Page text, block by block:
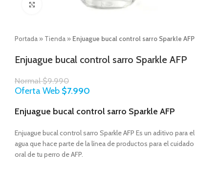
Click to enlarge
Portada » Tienda » Enjuague bucal control sarro Sparkle AFP
Enjuague bucal control sarro Sparkle AFP
Normal$9.990
Oferta Web $7.990
Enjuague bucal control sarro Sparkle AFP
Enjuague bucal control sarro Sparkle AFP Es un aditivo para el
agua que hace parte de la línea de productos para el cuidado
oral de tu perro de AFP.